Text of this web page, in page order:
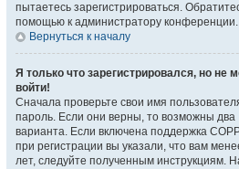
пытаетесь зарегистрироваться.
помощью к администратору конференции.
Вернуться к началу
Я только что зарегистрировался, но не
войти!
Сначала проверьте свои имя
пароль. Если они верны, то возможны два
варианта. Если включена поддержка
при регистрации вы указали, что вам
лет, следуйте полученным инструкциям.